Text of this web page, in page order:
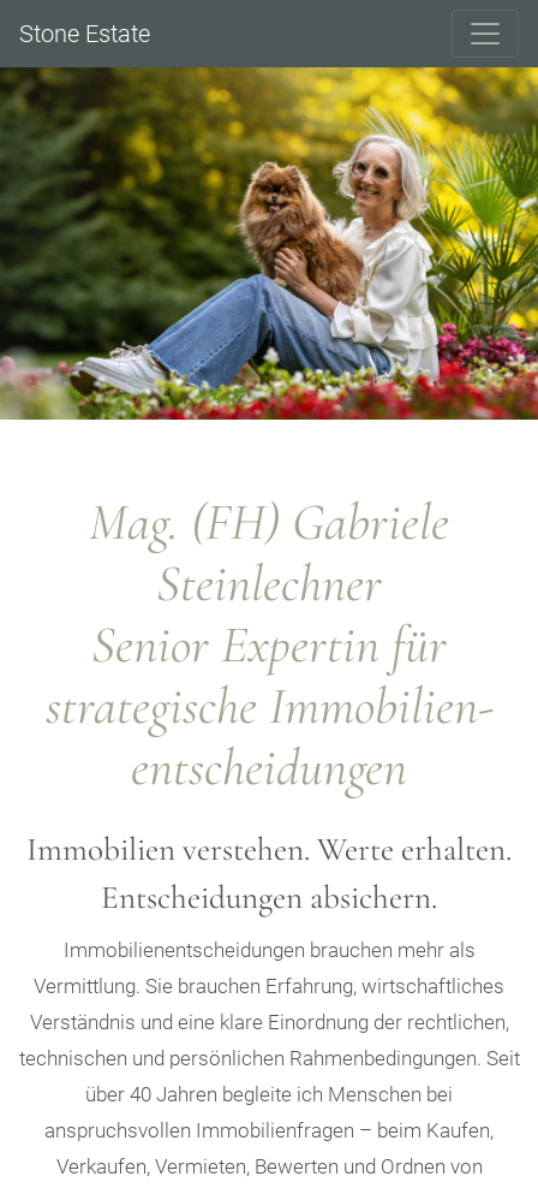
Stone Estate
Mag. (FH) Gabriele
Steinlechner
Senior Expertin für
strategische Immobilien­
entscheidungen
Immobilien verstehen. Werte erhalten.
Entscheidungen absichern.
Immobilienentscheidungen brauchen mehr als
Vermittlung. Sie brauchen Erfahrung, wirtschaftliches
Verständnis und eine klare Einordnung der rechtlichen,
technischen und persönlichen Rahmenbedingungen. Seit
über 40 Jahren begleite ich Menschen bei
anspruchsvollen Immobilienfragen – beim Kaufen,
Verkaufen, Vermieten, Bewerten und Ordnen von